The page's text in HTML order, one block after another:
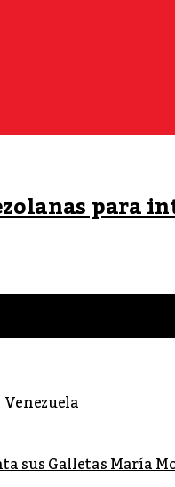
para
sus Galletas María